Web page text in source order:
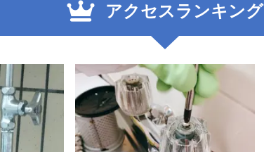
アクセスランキング
2